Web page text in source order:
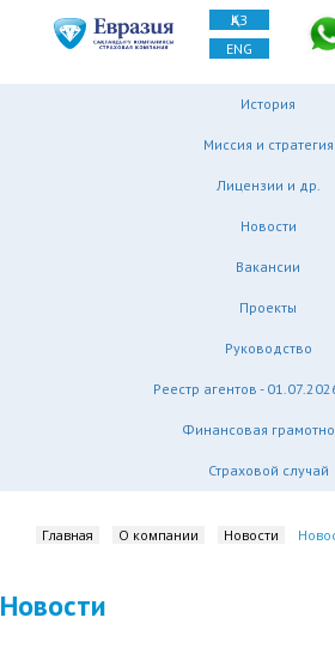
ҚАЗ
ENG
История
Миссия и стратегия
Лицензии и др.
Новости
Вакансии
Проекты
Руководство
Реестр агентов -
Финансовая
Страховой случай
Главная О компании Новости
Новости